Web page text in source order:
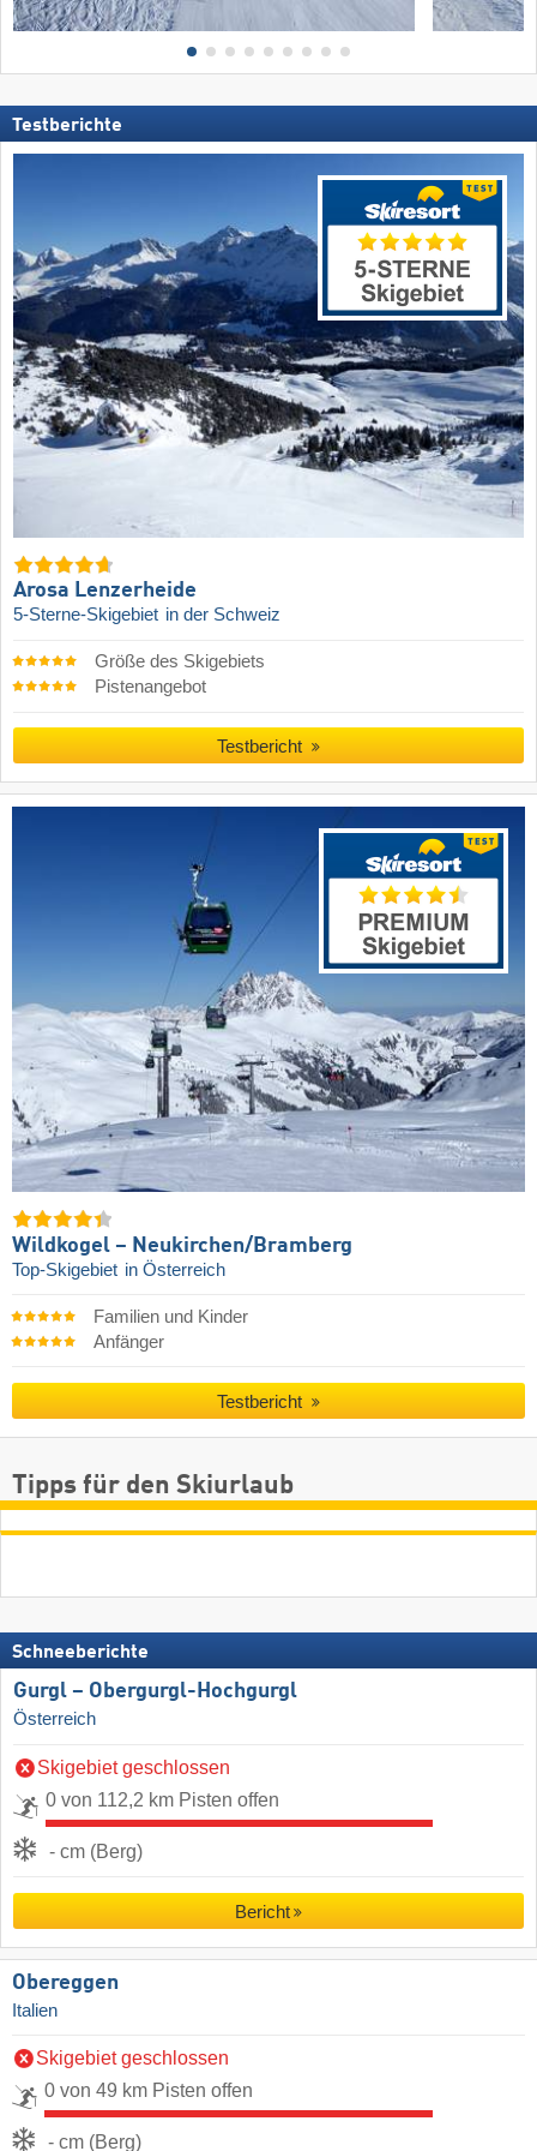
Testberichte
Arosa Lenzerheide
5-Sterne-Skigebiet in der Schweiz
Größe des Skigebiets
Pistenangebot
Testbericht
Wildkogel – Neukirchen/​Bramberg
Top-Skigebiet in Österreich
Familien und Kinder
Anfänger
Testbericht
Tipps für den Skiurlaub
Schneeberichte
Gurgl – Obergurgl-Hochgurgl
Österreich
Skigebiet geschlossen
0 von 112,2 km Pisten offen
- cm (Berg)
Bericht
Obereggen
Italien
Skigebiet geschlossen
0 von 49 km Pisten offen
- cm (Berg)